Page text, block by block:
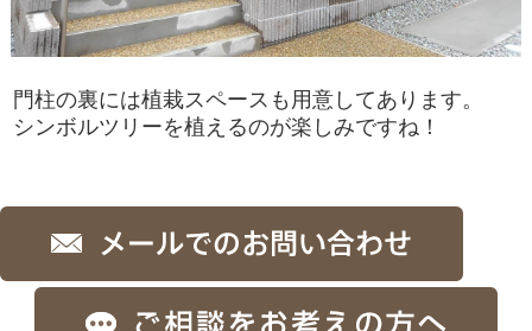
門柱の裏には植栽スペースも用意してあります。
シンボルツリーを植えるのが楽しみですね！